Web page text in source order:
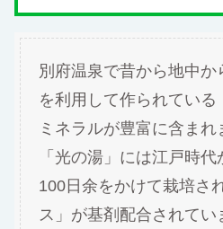
別府温泉で昔から地中か
を利用して作られている
ミネラルが豊富に含まれ
「光の湯」には江戸時
100日余をかけて栽培さ
ス」が基剤配合されてい